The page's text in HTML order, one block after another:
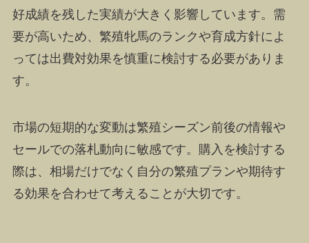
好成績を残した実績が大きく影響しています。需
要が高いため、繁殖牝馬のランクや育成方針によ
っては出費対効果を慎重に検討する必要がありま
す。
市場の短期的な変動は繁殖シーズン前後の情報や
セールでの落札動向に敏感です。購入を検討する
際は、相場だけでなく自分の繁殖プランや期待す
る効果を合わせて考えることが大切です。